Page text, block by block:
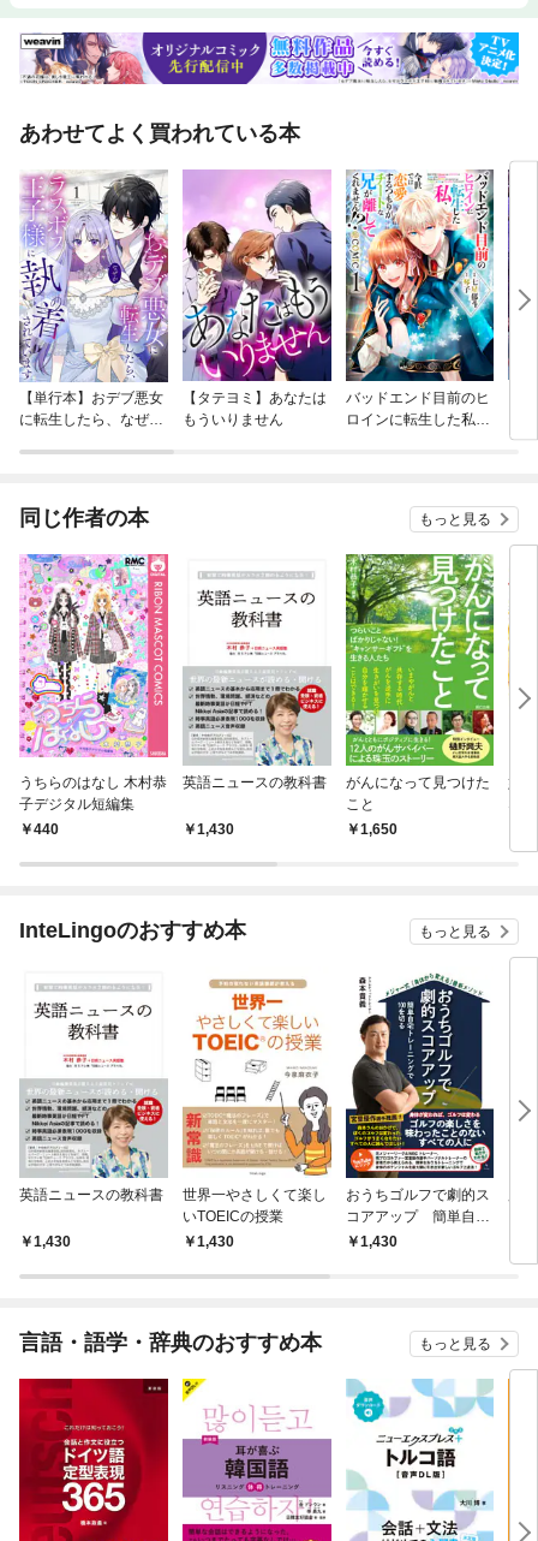
あわせてよく買われている本
【単行本】おデブ悪女
に転生したら、なぜか
【タテヨミ】あなたは
もういりません
バッドエンド目前のヒ
ロインに転生した私、
同じ作者の本 もっと見る
うちらのはなし 木村恭
子デジタル短編集
440
英語ニュースの教科書
1,430
がんになって見つけた
こと
1,650
好
な
InteLingoのおすすめ本 もっと見る
英語ニュースの教科書
1,430
世界一やさしくて楽し
いTOEICの授業
1,430
おうちゴルフで劇的ス
コアアップ 簡単自宅
トレーニングで100を
1,430
言語・語学・辞典のおすすめ本 もっと見る